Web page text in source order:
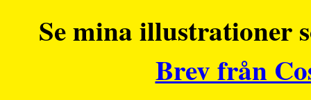
Se mina illustrationer
Brev från